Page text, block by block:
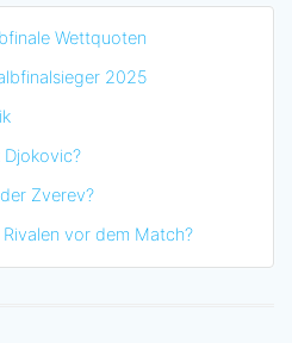
Wettquoten
2025
Zverev?
vor dem Match?